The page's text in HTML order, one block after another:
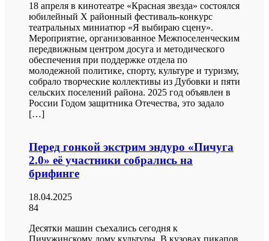
18 апреля в кинотеатре «Красная звезда» состоялся
юбилейный X районный фестиваль-конкурс
театральных миниатюр «Я выбираю сцену».
Мероприятие, организованное Межпоселенческим
передвижным центром досуга и методического
обеспечения при поддержке отдела по
молодежной политике, спорту, культуре и туризму,
собрало творческие коллективы из Дубовки и пяти
сельских поселений района. 2025 год объявлен в
России Годом защитника Отечества, это задало
[…]
Перед гонкой экстрим эндуро «Пичуга
2.0» её участники собрались на
брифинге
18.04.2025
84
Десятки машин съехались сегодня к
Пичужинскому дому культуры. В кузовах пикапов